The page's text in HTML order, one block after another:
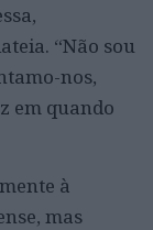
“Não sou
nos,
em quando
à
mas